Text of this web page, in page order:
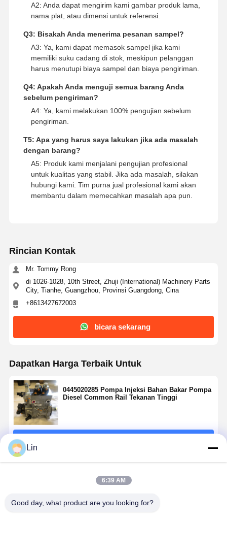
A2: Anda dapat mengirim kami gambar produk lama,
nama plat, atau dimensi untuk referensi.
Q3: Bisakah Anda menerima pesanan sampel?
A3: Ya, kami dapat memasok sampel jika kami
memiliki suku cadang di stok, meskipun pelanggan
harus menutupi biaya sampel dan biaya pengiriman.
Q4: Apakah Anda menguji semua barang Anda
sebelum pengiriman?
A4: Ya, kami melakukan 100% pengujian sebelum
pengiriman.
T5: Apa yang harus saya lakukan jika ada masalah
dengan barang?
A5: Produk kami menjalani pengujian profesional
untuk kualitas yang stabil. Jika ada masalah, silakan
hubungi kami. Tim purna jual profesional kami akan
membantu dalam memecahkan masalah apa pun.
Rincian Kontak
Mr. Tommy Rong
di 1026-1028, 10th Street, Zhuji (International) Machinery Parts
City, Tianhe, Guangzhou, Provinsi Guangdong, Cina
+8613427672003
bicara sekarang
Dapatkan Harga Terbaik Untuk
0445020285 Pompa Injeksi Bahan Bakar Pompa
Diesel Common Rail Tekanan Tinggi
Rekomendasi Produk
Lin
6:39 AM
Good day, what product are you looking for?